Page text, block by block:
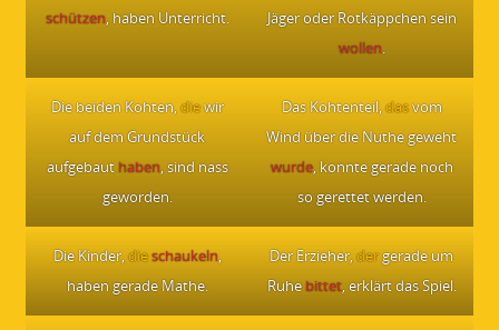
schützen, haben Unterricht.
Jäger oder Rotkäppchen sein
wollen.
Die beiden Kohten,diewir
auf dem Grundstück
aufgebauthaben, sind nass
geworden.
Das Kohtenteil,dasvom
Wind über die Nuthe geweht
wurde, konnte gerade noch
so gerettet werden.
Die Kinder,dieschaukeln,
haben gerade Mathe.
Der Erzieher,dergerade um
Ruhebittet, erklärt das Spiel.